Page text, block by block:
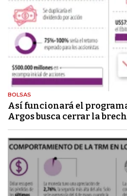
BOLSAS
Así funcionará el
Argos busca cerrar la